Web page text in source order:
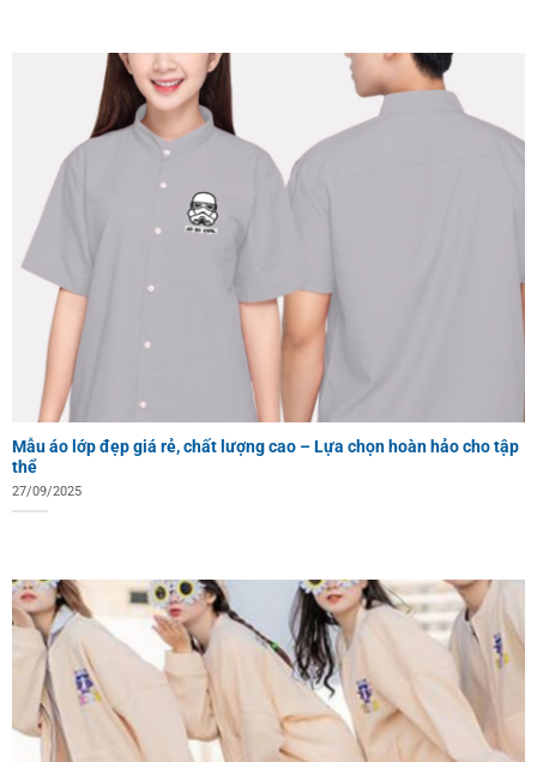
Mẫu áo lớp đẹp giá rẻ, chất lượng cao – Lựa chọn hoàn hảo cho tập
thể
27/09/2025